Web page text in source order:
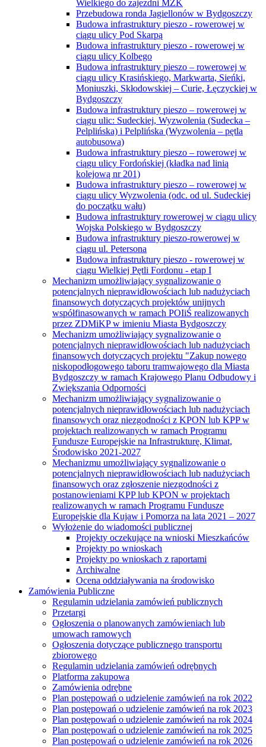
Wielkiego do zajezdni MZK
Przebudowa ronda Jagiellonów w Bydgoszczy
Budowa infrastruktury pieszo - rowerowej w
ciągu ulicy Pod Skarpą
Budowa infrastruktury pieszo - rowerowej w
ciągu ulicy Kolbego
Budowa infrastruktury pieszo – rowerowej w
ciągu ulicy Krasińskiego, Markwarta, Sieńki,
Moniuszki, Skłodowskiej – Curie, Łęczyckiej w
Bydgoszczy
Budowa infrastruktury pieszo – rowerowej w
ciągu ulic: Sudeckiej, Wyzwolenia (Sudecka –
Pelplińska) i Pelplińska (Wyzwolenia – pętla
autobusowa)
Budowa infrastruktury pieszo – rowerowej w
ciągu ulicy Fordońskiej (kładka nad linią
kolejową nr 201)
Budowa infrastruktury pieszo – rowerowej w
ciągu ulicy Wyzwolenia (odc. od ul. Sudeckiej
do początku wału)
Budowa infrastruktury rowerowej w ciągu ulicy
Wojska Polskiego w Bydgoszczy
Budowa infrastruktury pieszo-rowerowej w
ciągu ul. Petersona
Budowa infrastruktury pieszo - rowerowej w
ciągu Wielkiej Pętli Fordonu - etap I
Mechanizm umożliwiający sygnalizowanie o
potencjalnych nieprawidłowościach lub nadużyciach
finansowych dotyczących projektów unijnych
współfinasowanych w ramach POIiŚ realizowanych
przez ZDMiKP w imieniu Miasta Bydgoszczy
Mechanizm umożliwiający sygnalizowanie o
potencjalnych nieprawidłowościach lub nadużyciach
finansowych dotyczących projektu "Zakup nowego
niskopodłogowego taboru tramwajowego dla Miasta
Bydgoszczy w ramach Krajowego Planu Odbudowy i
Zwiększania Odporności
Mechanizm umożliwiający sygnalizowanie o
potencjalnych nieprawidłowościach lub nadużyciach
finansowych oraz niezgodności z KPON lub KPP w
projektach realizowanych w ramach Programu
Fundusze Europejskie na Infrastrukturę, Klimat,
Środowisko 2021-2027
Mechanizmu umożliwiający sygnalizowanie o
potencjalnych nieprawidłowościach lub nadużyciach
finansowych oraz zgłoszenie niezgodności z
postanowieniami KPP lub KPON w projektach
realizowanych w ramach Programu Fundusze
Europejskie dla Kujaw i Pomorza na lata 2021 – 2027
Wyłożenie do wiadomości publicznej
Projekty oczekujące na wnioski Mieszkańców
Projekty po wnioskach
Projekty po wnioskach z raportami
Archiwalne
Ocena oddziaływania na środowisko
Zamówienia Publiczne
Regulamin udzielania zamówień publicznych
Przetargi
Ogłoszenia o planowanych zamówieniach lub
umowach ramowych
Ogłoszenia dotyczące publicznego transportu
zbiorowego
Regulamin udzielania zamówień odrębnych
Platforma zakupowa
Zamówienia odrębne
Plan postępowań o udzielenie zamówień na rok 2022
Plan postępowań o udzielenie zamówień na rok 2023
Plan postępowań o udzielenie zamówień na rok 2024
Plan postępowań o udzielenie zamówień na rok 2025
Plan postępowań o udzielenie zamówień na rok 2026